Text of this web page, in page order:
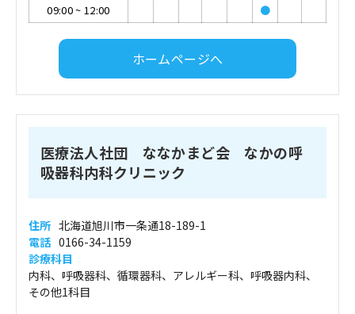
09:00~ 12:00 ●
ホームページへ
医療法人社団 ななかまど会 なかの呼
吸器科内科クリニック
住所 北海道旭川市一条通18-189-1
電話 0166-34-1159
診療科目
内科、呼吸器科、循環器科、アレルギー科、呼吸器内科、
その他1科目